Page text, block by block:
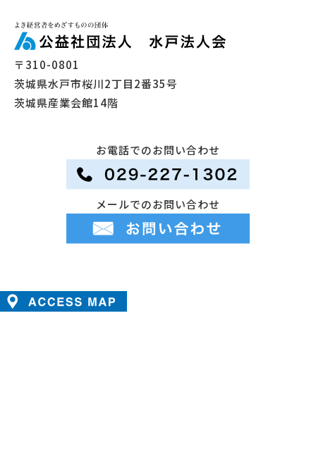
〒310-0801
茨城県水戸市桜川2丁目2番35号
茨城県産業会館14階
お電話でのお問い合わせ
メールでのお問い合わせ